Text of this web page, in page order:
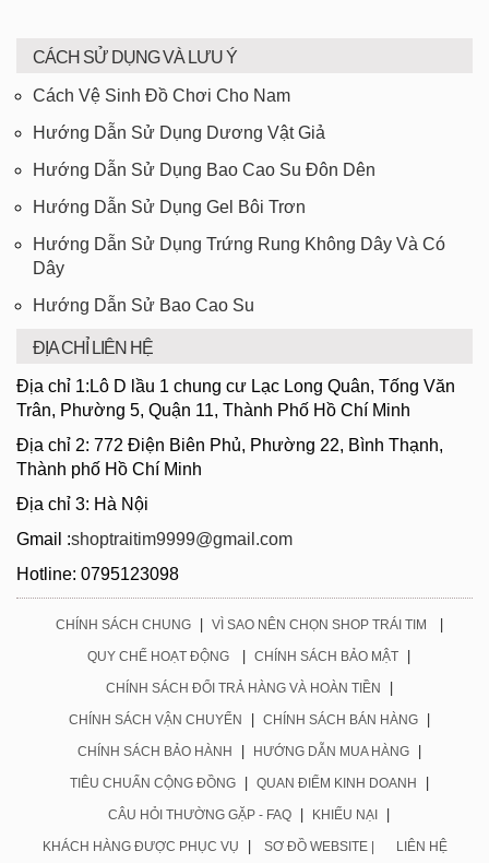
CÁCH SỬ DỤNG VÀ LƯU Ý
Cách Vệ Sinh Đồ Chơi Cho Nam
Hướng Dẫn Sử Dụng Dương Vật Giả
Hướng Dẫn Sử Dụng Bao Cao Su Đôn Dên
Hướng Dẫn Sử Dụng Gel Bôi Trơn
Hướng Dẫn Sử Dụng Trứng Rung Không Dây Và Có
Dây
Hướng Dẫn Sử Bao Cao Su
ĐỊA CHỈ LIÊN HỆ
Địa chỉ 1:Lô D lầu 1 chung cư Lạc Long Quân, Tống Văn
Trân, Phường 5, Quận 11, Thành Phố Hồ Chí Minh
Địa chỉ 2: 772 Điện Biên Phủ, Phường 22, Bình Thạnh,
Thành phố Hồ Chí Minh
Địa chỉ 3: Hà Nội
Gmail :shoptraitim9999@gmail.com
Hotline: 0795123098
CHÍNH SÁCH CHUNG | VÌ SAO NÊN CHỌN SHOP TRÁI TIM |
QUY CHẾ HOẠT ĐỘNG | CHÍNH SÁCH BẢO MẬT |
CHÍNH SÁCH ĐỔI TRẢ HÀNG VÀ HOÀN TIỀN |
CHÍNH SÁCH VẬN CHUYỂN | CHÍNH SÁCH BÁN HÀNG |
CHÍNH SÁCH BẢO HÀNH | HƯỚNG DẪN MUA HÀNG |
TIÊU CHUẨN CỘNG ĐỒNG | QUAN ĐIỂM KINH DOANH |
CÂU HỎI THƯỜNG GẶP - FAQ | KHIẾU NẠI |
KHÁCH HÀNG ĐƯỢC PHỤC VỤ | SƠ ĐỒ WEBSITE | LIÊN HỆ